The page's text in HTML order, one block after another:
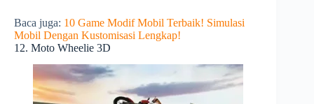
Baca juga: 10 Game Modif Mobil Terbaik! Simulasi
Mobil Dengan Kustomisasi Lengkap!
12. Moto Wheelie 3D